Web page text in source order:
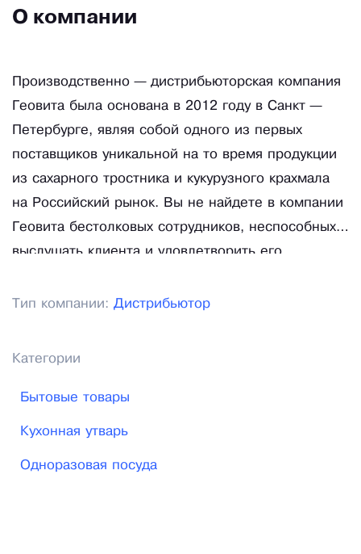
О компании
Производственно — дистрибьюторская компания
Геовита была основана в 2012 году в Санкт —
Петербурге, являя собой одного из первых
поставщиков уникальной на то время продукции
из сахарного тростника и кукурузного крахмала
на Российский рынок. Вы не найдете в компании
Геовита бестолковых сотрудников, неспособных
выслушать клиента и удовлетворить его
нетерпением ждущих конца рабочей недели или
производительности труда.
Тип компании: Дистрибьютор
Категории
Бытовые товары
Кухонная утварь
Одноразовая посуда